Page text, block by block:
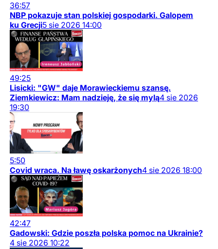
36:57
NBP pokazuje stan polskiej gospodarki. Galopem
ku Grecji5 sie 2026 14:00
49:25
Lisicki: "GW" daje Morawieckiemu szansę.
Ziemkiewicz: Mam nadzieję, że się mylą4 sie 2026
19:30
5:50
Covid wraca. Na ławę oskarżonych4 sie 2026 18:00
42:47
Gadowski: Gdzie poszła polska pomoc na Ukrainie?
4 sie 2026 10:22